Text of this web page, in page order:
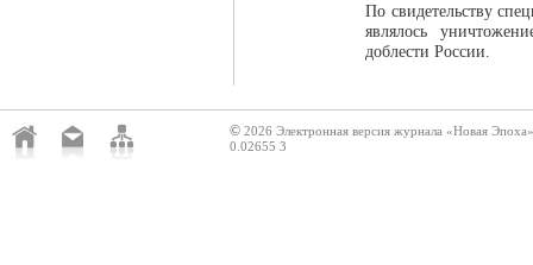
По свидетельству
являлось
доблести России.
© 2026 Электронная версия журнала «Новая Эпоха»
0.02655 3